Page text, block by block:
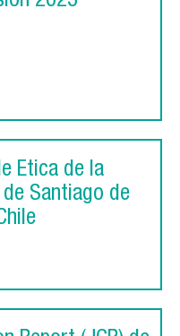
Ética de la
Santiago de